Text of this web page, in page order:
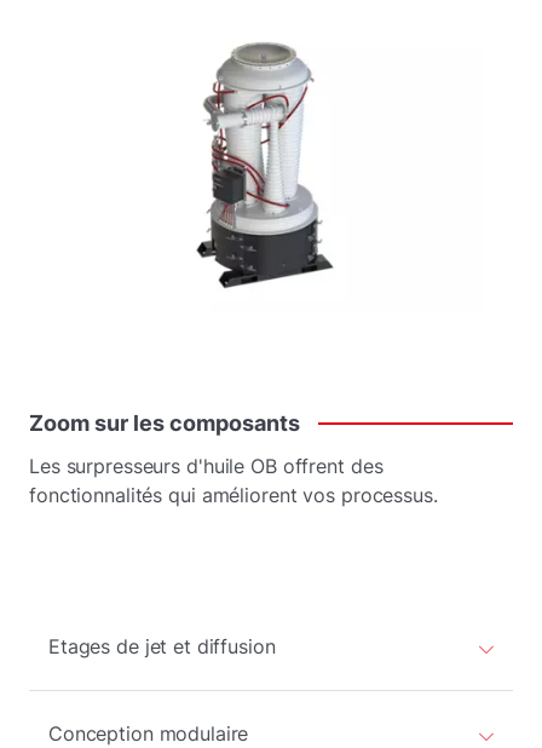
Zoomsur lescomposants
Les surpresseurs d'huile OB offrent des
fonctionnalités qui améliorent vos processus.
Etages de jet et diffusion
Conception modulaire